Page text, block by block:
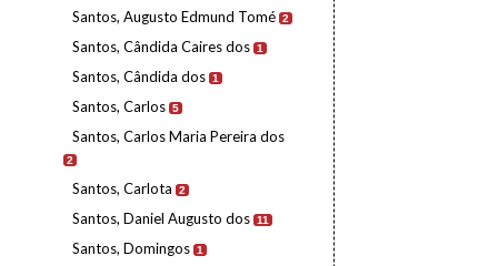
Santos, Augusto Edmund Tomé 2
Santos, Cândida Caires dos 1
Santos, Cândida dos 1
Santos, Carlos 5
Santos, Carlos Maria Pereira dos
2
Santos, Carlota 2
Santos, Daniel Augusto dos 11
Santos, Domingos 1